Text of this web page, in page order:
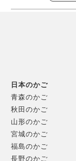
日本のかご
青森のかご
秋田のかご
山形のかご
宮城のかご
福島のかご
長野のかご